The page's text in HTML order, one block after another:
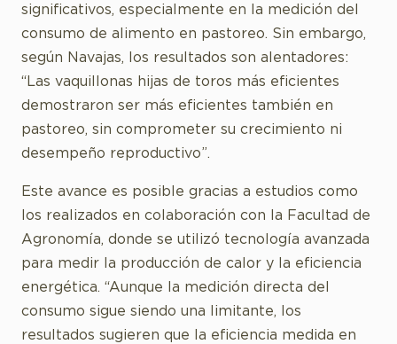
significativos, especialmente en la medición del
consumo de alimento en pastoreo. Sin embargo,
según Navajas, los resultados son alentadores:
“Las vaquillonas hijas de toros más eficientes
demostraron ser más eficientes también en
pastoreo, sin comprometer su crecimiento ni
desempeño reproductivo”.
Este avance es posible gracias a estudios como
los realizados en colaboración con la Facultad de
Agronomía, donde se utilizó tecnología avanzada
para medir la producción de calor y la eficiencia
energética. “Aunque la medición directa del
consumo sigue siendo una limitante, los
resultados sugieren que la eficiencia medida en